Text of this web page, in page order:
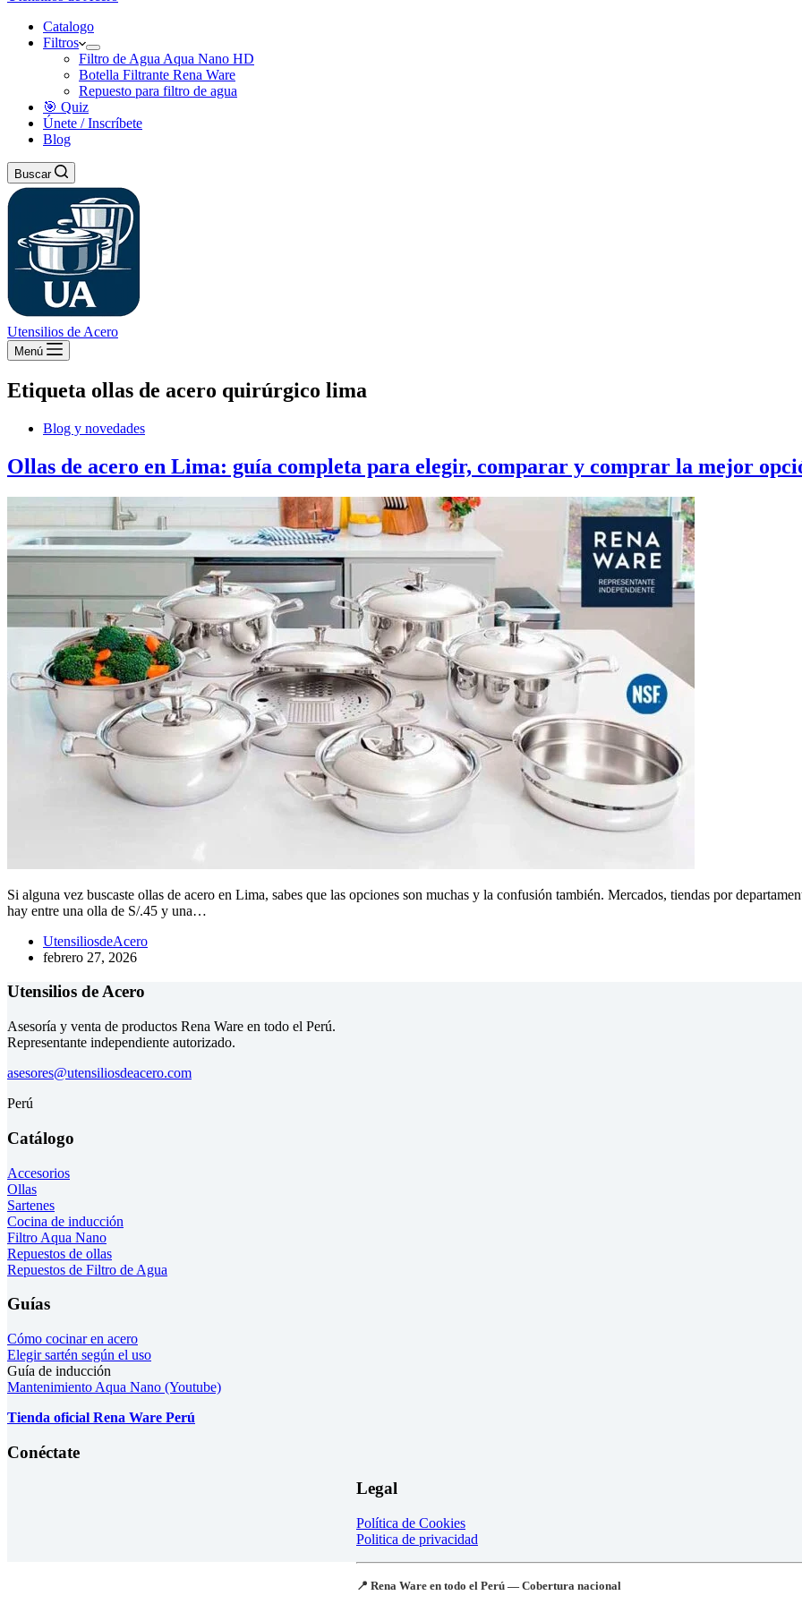
Catalogo
Filtros
Filtro de Agua Aqua Nano HD
Botella Filtrante Rena Ware
Repuesto para filtro de agua
🎯 Quiz
Únete / Inscríbete
Blog
Buscar
Utensilios de Acero
Menú
Etiqueta ollas de acero quirúrgico lima
Blog y novedades
Ollas de acero en Lima: guía completa para elegir, comparar y comprar la mejor
Si alguna vez buscaste ollas de acero en Lima, sabes que las opciones son muchas y la confusión también. Mercados, tiendas por
hay entre una olla de S/.45 y una…
UtensiliosdeAcero
febrero 27, 2026
Utensilios de Acero
Asesoría y venta de productos Rena Ware en todo el Perú.
Representante independiente autorizado.
asesores@utensiliosdeacero.com
Perú
Catálogo
Accesorios
Ollas
Sartenes
Cocina de inducción
Filtro Aqua Nano
Repuestos de ollas
Repuestos de Filtro de Agua
Guías
Cómo cocinar en acero
Elegir sartén según el uso
Guía de inducción
Mantenimiento Aqua Nano (Youtube)
Tienda oficial Rena Ware Perú
Conéctate
Legal
Política de Cookies
Politica de privacidad
📍 Rena Ware en todo el Perú — Cobertura nacional